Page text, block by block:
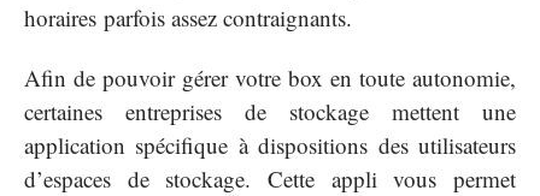
horaires parfois assez contraignants.
Afin de pouvoir gérer votre box en toute autonomie,
certaines entreprises de stockage mettent une
application spécifique à dispositions des utilisateurs
d’espaces de stockage. Cette appli vous permet